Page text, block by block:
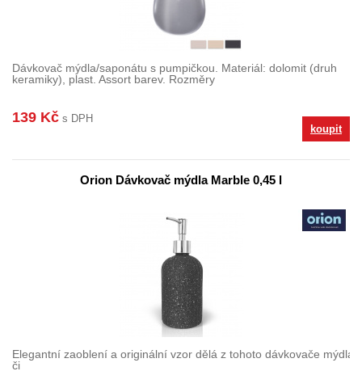
Dávkovač mýdla/saponátu s pumpičkou. Materiál: dolomit (druh
keramiky), plast. Assort barev. Rozměry
139 Kč s DPH
koupit
Orion Dávkovač mýdla Marble 0,45 l
Elegantní zaoblení a originální vzor dělá z tohoto dávkovače mýdla
či